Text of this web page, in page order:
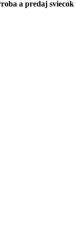
a predaj sviecok